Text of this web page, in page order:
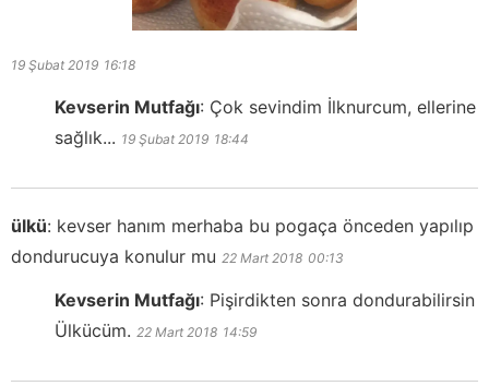
19 Şubat 2019 16:18
Kevserin Mutfağı: Çok sevindim İlknurcum, ellerine
sağlık... 19 Şubat 2019 18:44
ülkü: kevser hanım merhaba bu pogaça önceden yapılıp
dondurucuya konulur mu 22 Mart 2018 00:13
Kevserin Mutfağı: Pişirdikten sonra dondurabilirsin
Ülkücüm. 22 Mart 2018 14:59